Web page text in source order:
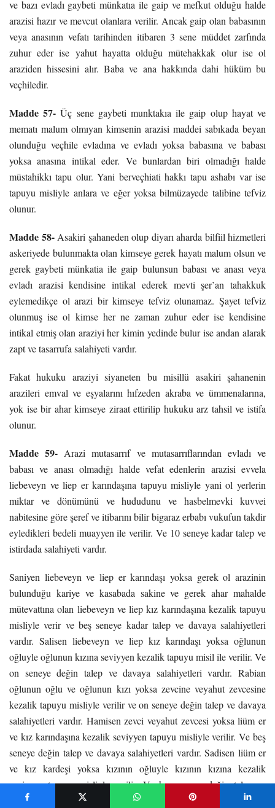
ve bazı evladı gaybeti münkatıa ile gaip ve mefkut olduğu halde
arazisi hazır ve mevcut olanlara verilir. Ancak gaip olan babasının
veya anasının vefatı tarihinden itibaren 3 sene müddet zarfında
zuhur eder ise yahut hayatta olduğu mütehakkak olur ise ol
araziden hissesini alır. Baba ve ana hakkında dahi hüküm bu
veçhiledir.
Madde 57- Üç sene gaybeti munktakıa ile gaip olup hayat ve
mematı malum olmıyan kimsenin arazisi maddei sabıkada beyan
olunduğu veçhile evladına ve evladı yoksa babasına ve babası
yoksa anasına intikal eder. Ve bunlardan biri olmadığı halde
müstahikkı tapu olur. Yani berveçhiati hakkı tapu ashabı var ise
tapuyu misliyle anlara ve eğer yoksa bilmüzayede talibine tefviz
olunur.
Madde 58-Asakiri şahaneden olup diyarı aharda bilfiil hizmetleri
askeriyede bulunmakta olan kimseye gerek hayatı malum olsun ve
gerek gaybeti münkatia ile gaip bulunsun babası ve anası veya
evladı arazisi kendisine intikal ederek mevti şer’an tahakkuk
eylemedikçe ol arazi bir kimseye tefviz olunamaz. Şayet tefviz
olunmuş ise ol kimse her ne zaman zuhur eder ise kendisine
intikal etmiş olan araziyi her kimin yedinde bulur ise andan alarak
zapt ve tasarrufa salahiyeti vardır.
Fakat hukuku araziyi siyaneten bu misillü asakiri şahanenin
arazileri emval ve eşyalarını hıfzeden akraba ve ümmenalarına,
yok ise bir ahar kimseye ziraat ettirilip hukuku arz tahsil ve istifa
olunur.
Madde 59- Arazi mutasarrıf ve mutasarrıflarından evladı ve
babası ve anası olmadığı halde vefat edenlerin arazisi evvela
liebeveyn ve liep er karındaşına tapuyu misliyle yani ol yerlerin
miktar ve dönümünü ve hududunu ve hasbelmevki kuvvei
nabitesine göre şeref ve itibarını bilir bigaraz erbabı vukufun takdir
eyledikleri bedeli muayyen ile verilir. Ve 10 seneye kadar talep ve
istirdada salahiyeti vardır.
Saniyen liebeveyn ve liep er karındaşı yoksa gerek ol arazinin
bulunduğu kariye ve kasabada sakine ve gerek ahar mahalde
mütevattına olan liebeveyn ve liep kız karındaşına kezalik tapuyu
misliyle verir ve beş seneye kadar talep ve davaya salahiyetleri
vardır. Salisen liebeveyn ve liep kız karındaşı yoksa oğlunun
oğluyle oğlunun kızına seviyyen kezalik tapuyu misil ile verilir. Ve
on seneye değin talep ve davaya salahiyetleri vardır. Rabian
oğlunun oğlu ve oğlunun kızı yoksa zevcine veyahut zevcesine
kezalik tapuyu misliyle verilir ve on seneye değin talep ve davaya
salahiyetleri vardır. Hamisen zevci veyahut zevcesi yoksa liüm er
ve kız karındaşına kezalik seviyyen tapuyu misliyle verilir. Ve beş
seneye değin talep ve davaya salahiyetleri vardır. Sadisen liüm er
ve kız kardeşi yoksa kızının oğluyle kızının kızına kezalik
seviyyen tapuyu misliyle verilir. Ve beş seneye değin talep ve
davaya salahiyetleri vardır. Sabian kızının oğlu ve kızının kızı